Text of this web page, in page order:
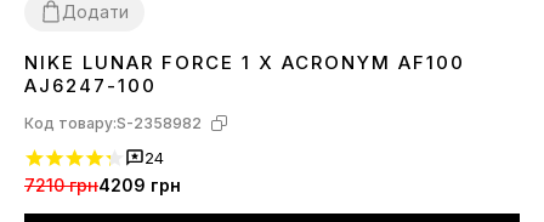
Додати
3637 38394041 42434445
NIKE LUNAR FORCE 1 X ACRONYM AF100
AJ6247-100
Код товару:S-2358982
24
7210 грн4209 грн